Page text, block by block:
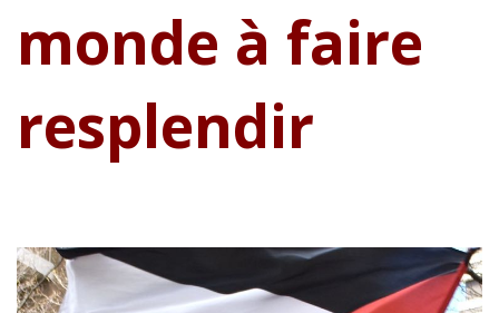
monde à faire
resplendir